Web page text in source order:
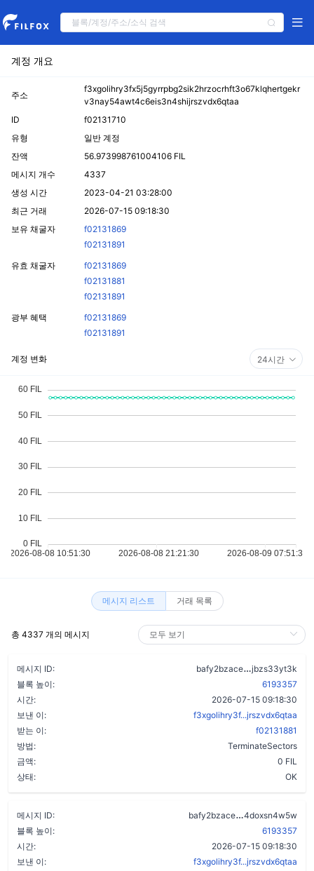
계정 개요
주소
f3xgolihry3fx5j5gyrrpbg2sik2hrzocrhft3o67klqhertgekr
v3nay54awt4c6eis3n4shijrszvdx6qtaa
ID
f02131710
유형
일반 계정
잔액
56.973998761004106 FIL
메시지 개수
4337
생성 시간
2023-04-21 03:28:00
최근 거래
2026-07-15 09:18:30
보유 채굴자
f02131869
f02131891
유효 채굴자
f02131869
f02131881
f02131891
광부 혜택
f02131869
f02131891
계정 변화 24시간
메시지 리스트 거래 목록
총 4337 개의 메시지
메시지 ID: bafy2bzace
jbzs33yt3k
블록 높이:
6193357
시간:
2026-07-15 09:18:30
보낸 이:
f3xgolihry3f...jrszvdx6qtaa
받는 이:
f02131881
방법:
TerminateSectors
금액:
0 FIL
상태:
OK
메시지 ID: bafy2bzace
4doxsn4w5w
블록 높이:
6193357
시간:
2026-07-15 09:18:30
보낸 이:
f3xgolihry3f...jrszvdx6qtaa